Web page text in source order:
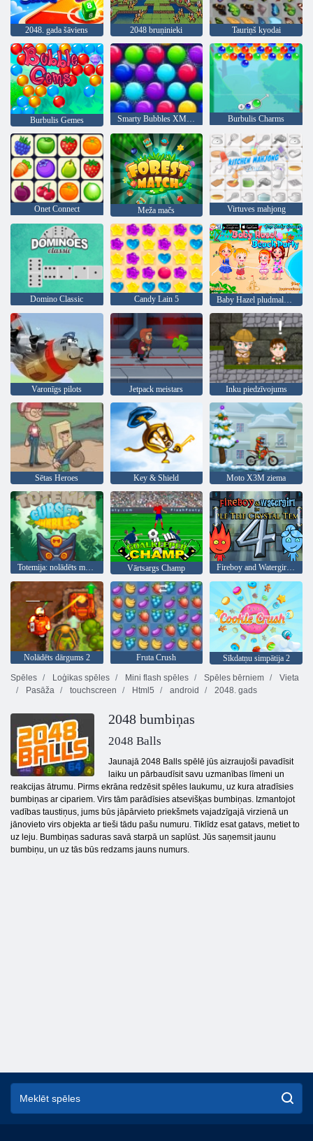
2048. gada šāviens 2048 bruņinieki Tauriņš kyodai
Burbulis Gemes Smarty Bubbles XMas Edition Burbulis Charms
Onet Connect Meža mačs Virtuves mahjong
Domino Classic Candy Lain 5 Baby Hazel pludmales ballīte
Varonīgs pilots Jetpack meistars Inku piedzīvojums
Sētas Heroes Key & Shield Moto X3M ziema
Totemija: nolādēts marmors Vārtsargs Champ Fireboy and Watergirl 4: Kristāla templis
Nolādēts dārgums 2 Fruta Crush
Sīkdatņu simpātija 2
Spēles
Loģikas spēles Mini flash spēles Spēles bērniem
Vieta
Pasāža
touchscreen Html5 android 2048. gads
2048 bumbiņas
2048 Balls
Jaunajā 2048 Balls spēlē jūs aizraujoši pavadīsit
laiku un pārbaudīsit savu uzmanības līmeni un
reakcijas ātrumu. Pirms ekrāna redzēsit spēles laukumu, uz kura atradīsies
bumbiņas ar cipariem. Virs tām parādīsies atsevišķas bumbiņas. Izmantojot
vadības taustiņus, jums būs jāpārvieto priekšmets vajadzīgajā virzienā un
jānovieto virs objekta ar tieši tādu pašu numuru. Tiklīdz esat gatavs, metiet to
uz leju. Bumbiņas saduras savā starpā un saplūst. Jūs saņemsit jaunu
bumbiņu, un uz tās būs redzams jauns numurs.